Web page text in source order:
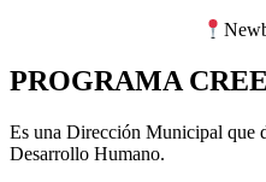
PROGRAMA
Es una Dirección Municipal que
Desarrollo Humano.